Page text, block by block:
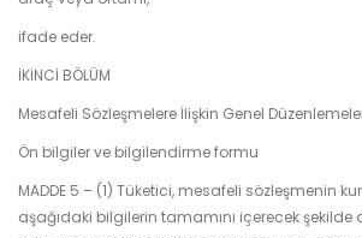
ifade eder.
İKİNCİ BÖLÜM
Mesafeli Sözleşmelere İlişkin Genel
Ön bilgiler ve bilgilendirme formu
MADDE 5 – (1) Tüketici, mesafeli sözleşmenin
aşağıdaki bilgilerin tamamını içerecek şekilde